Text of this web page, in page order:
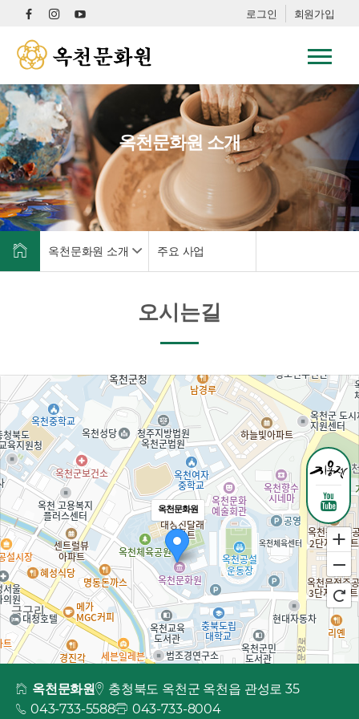
로그인 회원가입
옥천문화원 소개
옥천문화원 소개 주요 사업
오시는길
옥천문화원
옥천문화원
충청북도 옥천군 옥천읍 관성로 35
043-733-5588
043-733-8004